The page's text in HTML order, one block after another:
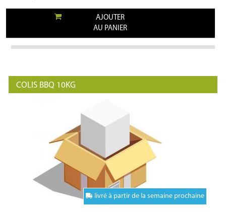
AJOUTER
AU PANIER
COLIS BBQ 10KG
livré à partir de la semaine prochaine